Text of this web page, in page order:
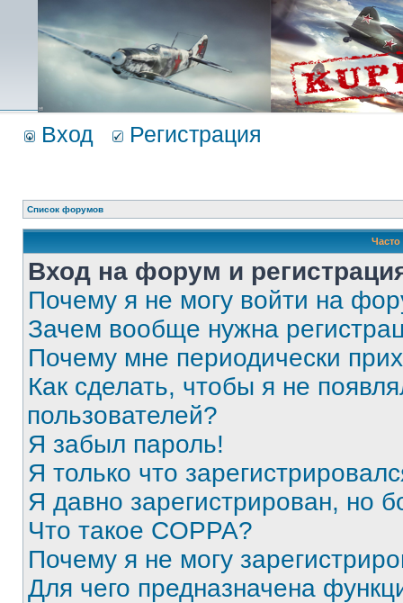
Вход Регистрация
Список форумов
Вход на форум и
Почему я не могу войти на
Зачем вообще нужна
Почему мне периодически
Как сделать, чтобы я не
пользователей?
Я забыл пароль!
Я только что
Я давно зарегистрирован, но
Что такое COPPA?
Почему я не могу
Для чего предназначена